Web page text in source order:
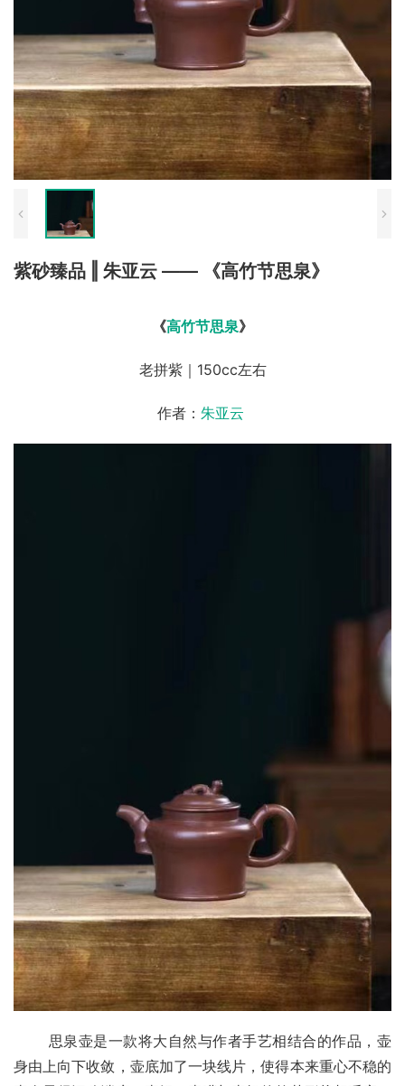
紫砂臻品 ‖ 朱亚云 —— 《高竹节思泉》
《高竹节思泉》
老拼紫｜150cc左右
作者： 朱亚云
身由上向下收敛，壶底加了一块线片，使得本来重心不稳的